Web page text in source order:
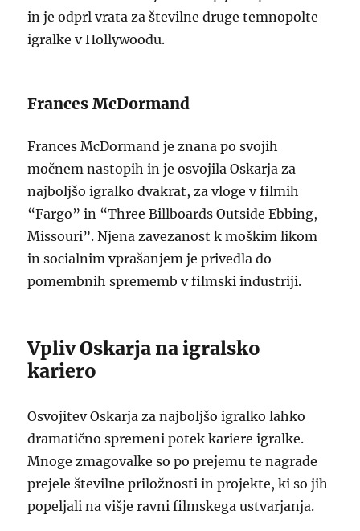
in je odprl vrata za številne druge temnopolte
igralke v Hollywoodu.
Frances McDormand
Frances McDormand je znana po svojih
močnem nastopih in je osvojila Oskarja za
najboljšo igralko dvakrat, za vloge v filmih
“Fargo” in “Three Billboards Outside Ebbing,
Missouri”. Njena zavezanost k moškim likom
in socialnim vprašanjem je privedla do
pomembnih sprememb v filmski industriji.
Vpliv Oskarja na igralsko
kariero
Osvojitev Oskarja za najboljšo igralko lahko
dramatično spremeni potek kariere igralke.
Mnoge zmagovalke so po prejemu te nagrade
prejele številne priložnosti in projekte, ki so jih
popeljali na višje ravni filmskega ustvarjanja.